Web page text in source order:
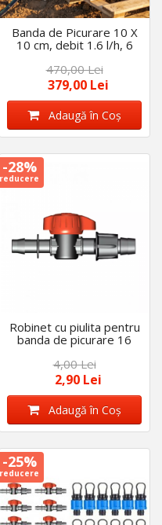
Banda de Picurare 10 X
10 cm, debit 1.6 l/h, 6
1000 m/rola, cu DUZE
470,00 Lei
379,00 Lei
Adaugă în Coş
-28%
reducere
Robinet cu piulita pentru
banda de picurare 16
mm , garnitura inclusa
4,00 Lei
2,90 Lei
Adaugă în Coş
-25%
reducere